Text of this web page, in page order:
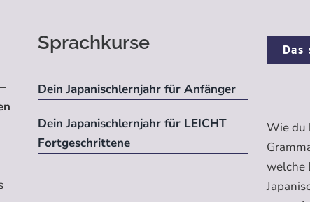
Sprachkurse
Dein Japanischlernjahr für Anfänger
Dein Japanischlernjahr für LEICHT
Fortgeschrittene
Das
Wie du
welche